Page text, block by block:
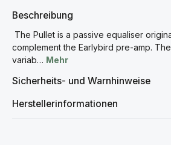
Beschreibung
The Pullet is a passive equaliser
complement the Earlybird pre-amp.
variab… Mehr
Sicherheits- und Warnhinweise
Herstellerinformationen